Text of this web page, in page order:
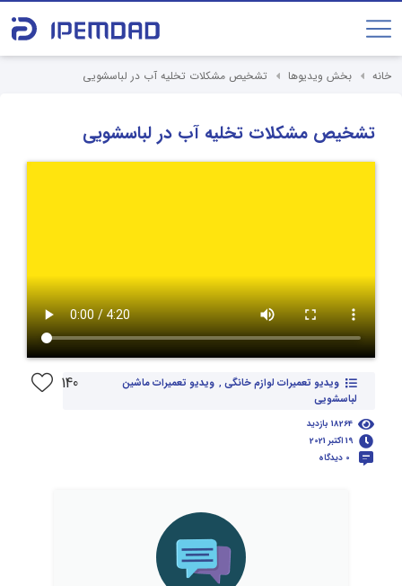
خانه بخش ویدیوها تشخیص مشکلات تخلیه آب در لباسشویی
تشخیص مشکلات تخلیه آب در لباسشویی
18264 بازدید
19 اکتبر 2021
0 دیدگاه
ویدیو تعمیرات لوازم خانگی , ویدیو تعمیرات ماشین
لباسشویی
140